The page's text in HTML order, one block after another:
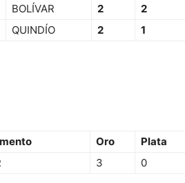
BOLÍVAR 2 2
QUINDÍO 2 1
Oro Plata
3 0